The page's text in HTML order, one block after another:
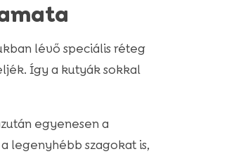
lévő speciális réteg
Így a kutyák sokkal
egyenesen a
legenyhébb szagokat is,